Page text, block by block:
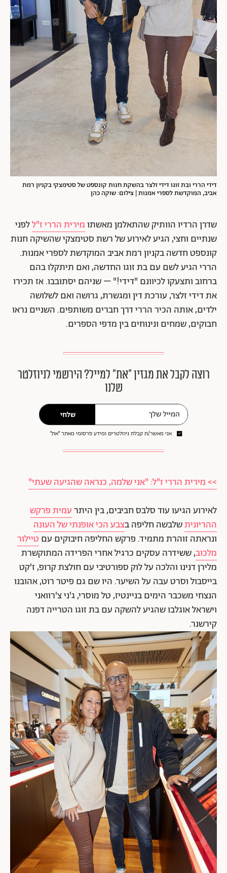
דידי הררי ובת זוגו דידי זלצר בהשקת חנות קונספט של סטימצקי בקניון רמת
אביב, המוקדשת לספרי אמנות | צילום: שוקה כהן
שדרן הרדיו הוותיק שהתאלמן מאשתומירית הררי ז"ללפני
שנתיים וחצי, הגיע לאירוע של רשת סטימצקי שהשיקה חנות
קונספט חדשה בקניון רמת אביב המוקדשת לספרי אמנות.
הררי הגיע לשם עם בת זוגו החדשה, ואם תיתקלו בהם
ברחוב ותצעקו לכיוונם "דידי!" – שניהם יסתובבו. אז תכירו
את דידי זלצר, עורכת דין ומגשרת, גרושה ואם לשלושה
ילדים, אותה הכיר הררי דרך חברים משותפים. השניים נראו
חבוקים, שמחים ונינוחים בין מדפי הספרים.
רוצה לקבל את מגזין ״את״ למייל? הירשמי לניוזלטר
שלנו
שלחי
אני מאשר/ת קבלת ניוזלטרים ומידע פרסומי מאתר ״את״
>> מירית הררי ז"ל: "אני שלמה, כנראה שהגיעה שעתי"
לאירוע הגיעו עוד סלבס חביבים, בין היתרעמית פרקש
ההריוניתשלבשה חליפה בצבע הכי אופנתי של העונה
ונראתה זוהרת מתמיד. פרקש החליפה חיבוקים עם טיילור
מלכוב, ששידרה עסקים כרגיל אחרי הפרידה המתוקשרת
מלירן דנינו והלכה על לוק ספורטיבי עם חולצת קרופ, ז'קט
בייסבול וסרט עבה על השיער. היו שם גם פיטר רוט, אהובנו
הנצחי משכבר הימים בניינטיז, טל מוסרי, ג'ני צ'רוואני
וישראל אוגלבו שהגיע להשקה עם בת זוגו הטרייה דפנה
קירשנר.